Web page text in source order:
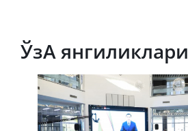
ЎзА янгиликлари